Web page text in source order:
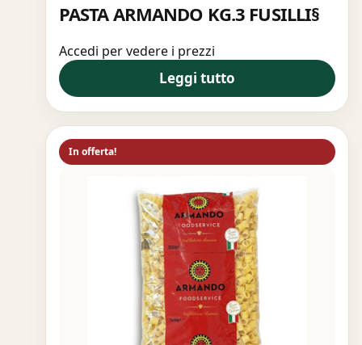
PASTA ARMANDO KG.3 FUSILLI§
Accedi per vedere i prezzi
Leggi tutto
In offerta!